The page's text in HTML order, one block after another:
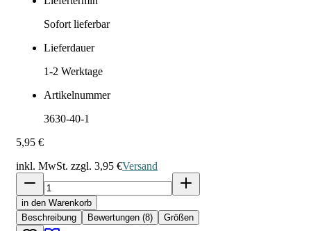
Sofort lieferbar
Lieferdauer
1-2 Werktage
Artikelnummer
3630-40-1
5,95 €
inkl. MwSt. zzgl. 3,95 €Versand
in den Warenkorb
Beschreibung
Bewertungen (8) Größen